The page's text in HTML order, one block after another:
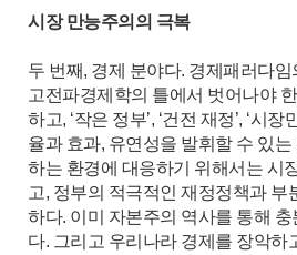
시장 만능주의의 극복
두 번째, 경제 분야다. 경제패러다
고전파경제학의 틀에서 벗어나야
하고, ‘작은 정부’, ‘건전 재정’, ‘시
율과 효과, 유연성을 발휘할 수 있
하는 환경에 대응하기 위해서는 시
고, 정부의 적극적인 재정정책과 부
하다. 이미 자본주의 역사를 통해 충
다. 그리고 우리나라 경제를 장악하